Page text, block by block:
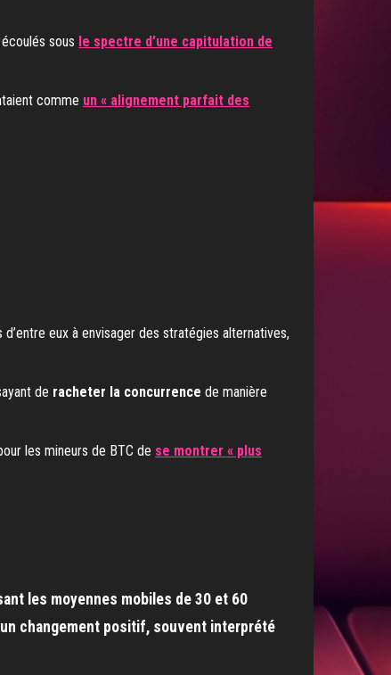
sous le spectre d’une capitulation de
comme un « alignement parfait des
eux à envisager des stratégies alternatives,
de racheter la concurrence de manière
les mineurs de BTC de se montrer « plus
les moyennes mobiles de 30 et 60
changement positif, souvent interprété